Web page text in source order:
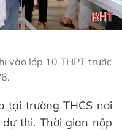
vào lớp 10 THPT trước
tại trường THCS nơi
thi. Thời gian nộp